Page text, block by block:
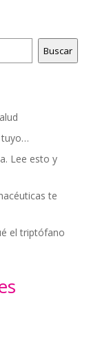
Buscar
tuyo…
Lee esto y
te
el triptófano